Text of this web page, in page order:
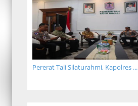
Pererat Tali Silaturahmi, Kapolres ...